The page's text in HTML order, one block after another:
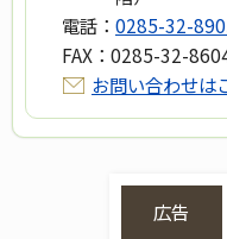
電話： 0285-32-
FAX： 0285-32-
お問い合わせは
広告